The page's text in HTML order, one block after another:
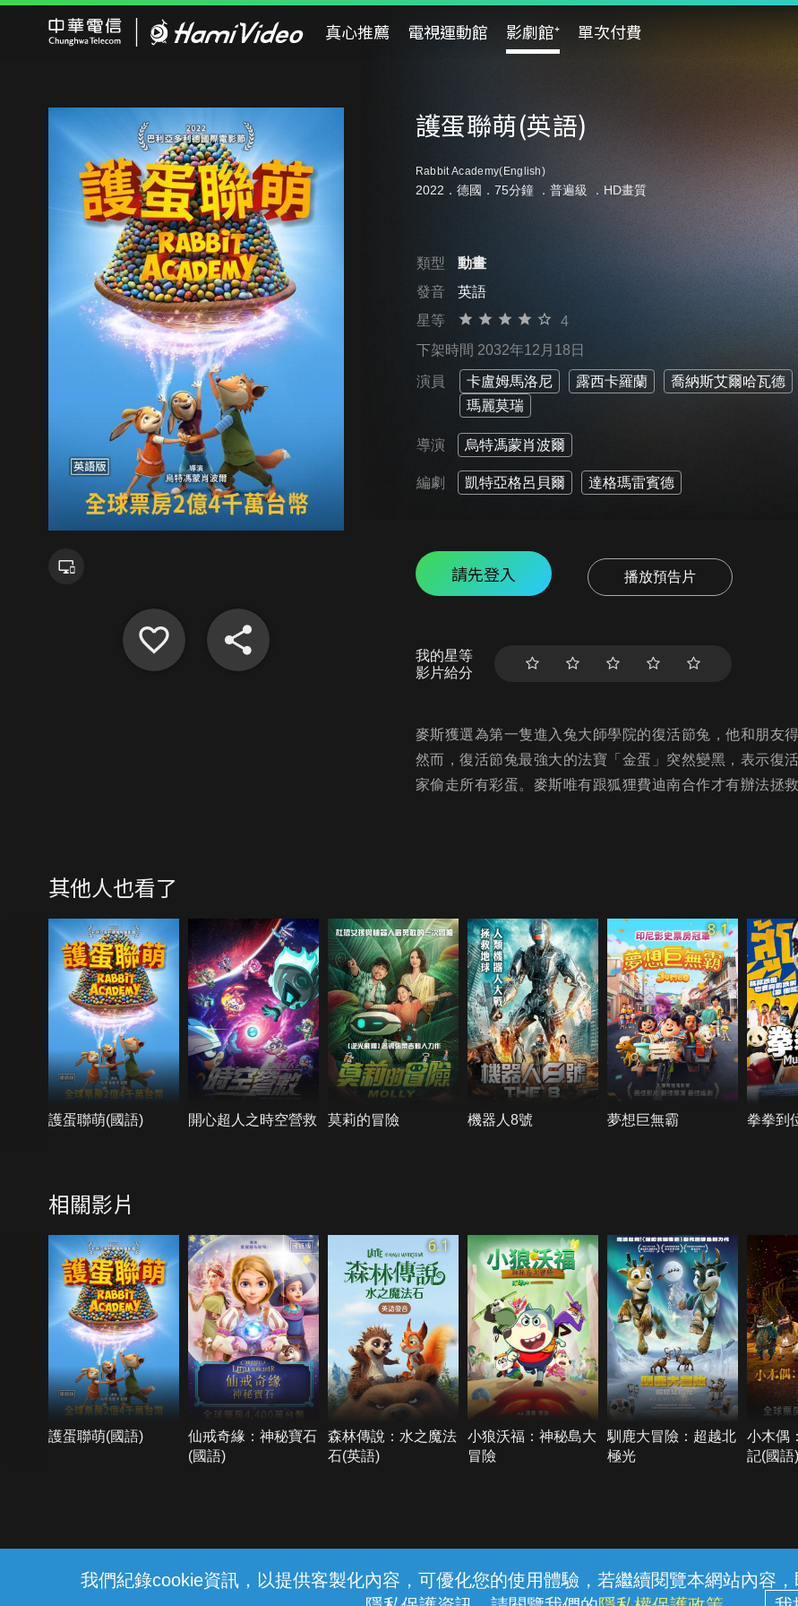
我們紀錄cookie資訊，以提供客製化內容，可優化您的使用體驗，若繼續閱覽本網站內容
真心推薦 電視運動館 影劇館⁺ 單次付費
護蛋聯萌(英語)
Rabbit Academy(English)
2022．德國．75分鐘 ． 普遍級 ．HD畫質
類型
動畫
發音
英語
星等
4
下架時間 2032年12月18日
演員 卡盧姆馬洛尼 露西卡羅蘭 喬納斯艾爾哈瓦德
瑪麗莫瑞
導演 烏特馮蒙肖波爾
編劇 凱特亞格呂貝爾 達格瑪雷賓德
請先登入 播放預告片
我的星等
影片給分
麥斯獲選為第一隻進入兔大師學院的復活節兔，他和朋友
然而，復活節兔最強大的法寶「金蛋」突然變黑，表示復
家偷走所有彩蛋。麥斯唯有跟狐狸費迪南合作才有辦法拯
其他人也看了
護蛋聯萌(國語) 開心超人之時空營救 莫莉的冒險 機器人8號
8.1
夢想巨無霸 拳拳到
相關影片
護蛋聯萌(國語)
仙戒奇緣：神秘寶石
(國語)
6.1
森林傳說：水之魔法
石(英語)
小狼沃福：神秘島大
冒險
馴鹿大冒險：超越北
極光
小木偶
記(國語)
線上客服 服務條款 隱私權保護